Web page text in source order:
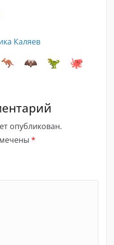
Каляев
опубликован.
*